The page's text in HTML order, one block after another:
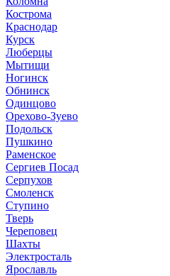
Кострома
Краснодар
Курск
Люберцы
Мытищи
Ногинск
Обнинск
Одинцово
Орехово-Зуево
Подольск
Пушкино
Раменское
Сергиев Посад
Серпухов
Смоленск
Ступино
Тверь
Череповец
Шахты
Электросталь
Ярославль